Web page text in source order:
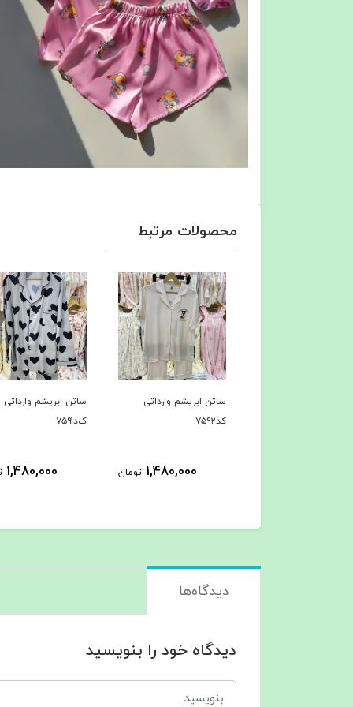
محصولات مرتبط
ساتن ابریشم وارداتی
ک‌د۷۵۹۱
1,480,000 تومان
ساتن ابریشم وارداتی
کد۷۵۹۰
1,480,000
دیدگاه‌ها
دیدگاه خود را بنویسید